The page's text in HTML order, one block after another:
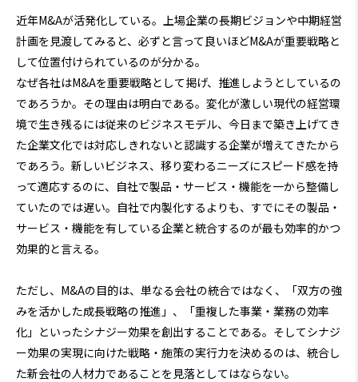
近年M&Aが活発化している。上場企業の長期ビジョンや中期経営
計画を見渡してみると、必ずと言って良いほどM&Aが重要戦略と
して位置付けられているのが分かる。
なぜ各社はM&Aを重要戦略として掲げ、推進しようとしているの
であろうか。その理由は明白である。変化が激しい現代の経営環
境で生き残るには従来のビジネスモデル、今日まで築き上げてき
た企業文化では対応しきれないと認識する企業が増えてきたから
であろう。新しいビジネス、移り変わるニーズにスピード感を持
って適応するのに、自社で製品・サービス・機能を一から整備し
ていたのでは遅い。自社で内製化するよりも、すでにその製品・
サービス・機能を有している企業と統合するのが最も効率的かつ
効果的と言える。
ただし、M&Aの目的は、単なる会社の統合ではなく、「双方の強
みを活かした成長戦略の推進」、「重複した事業・業務の効率
化」といったシナジー効果を創出することである。そしてシナジ
ー効果の実現に向けた戦略・施策の実行力を決めるのは、統合し
た新会社の人材力であることを見落としてはならない。